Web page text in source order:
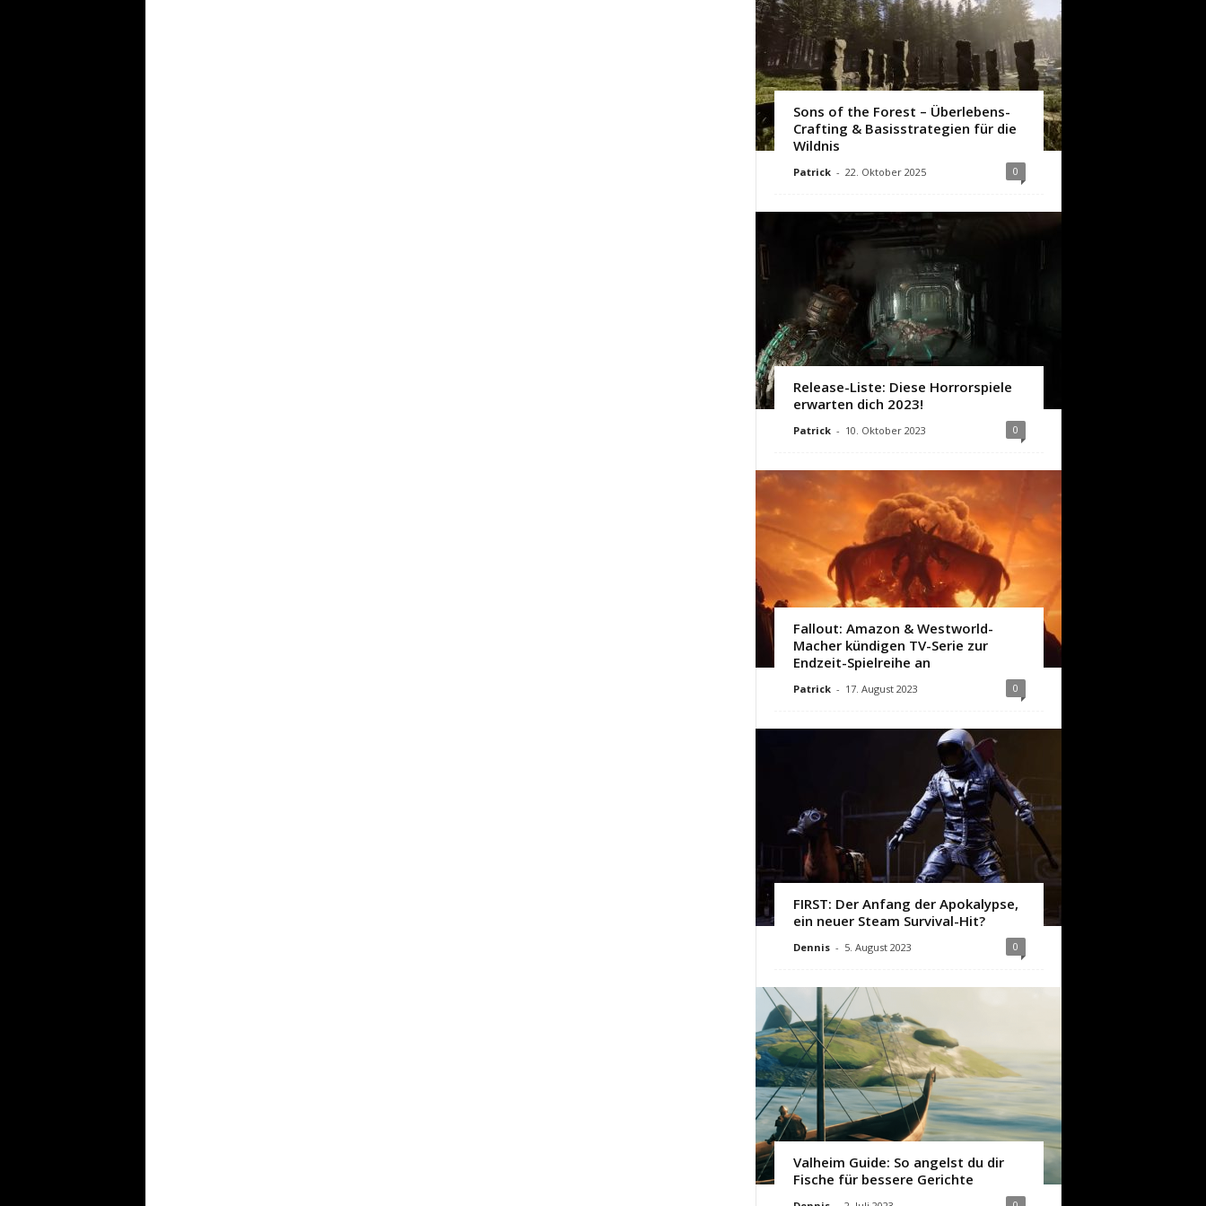
Sons of the Forest – Überlebens-
Crafting & Basisstrategien für die
Wildnis
Patrick - 22. Oktober 2025 0
Release-Liste: Diese Horrorspiele
erwarten dich 2023!
Patrick - 10. Oktober 2023 0
Fallout: Amazon & Westworld-
Macher kündigen TV-Serie zur
Endzeit-Spielreihe an
Patrick - 17. August 2023 0
FIRST: Der Anfang der Apokalypse,
ein neuer Steam Survival-Hit?
Dennis - 5. August 2023 0
Valheim Guide: So angelst du dir
Fische für bessere Gerichte